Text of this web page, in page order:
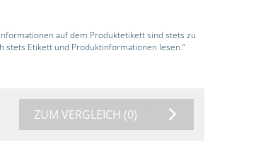
auf dem Produktetikett sind stets zu
stets Etikett und Produktinformationen lesen.“
ZUM VERGLEICH (0)